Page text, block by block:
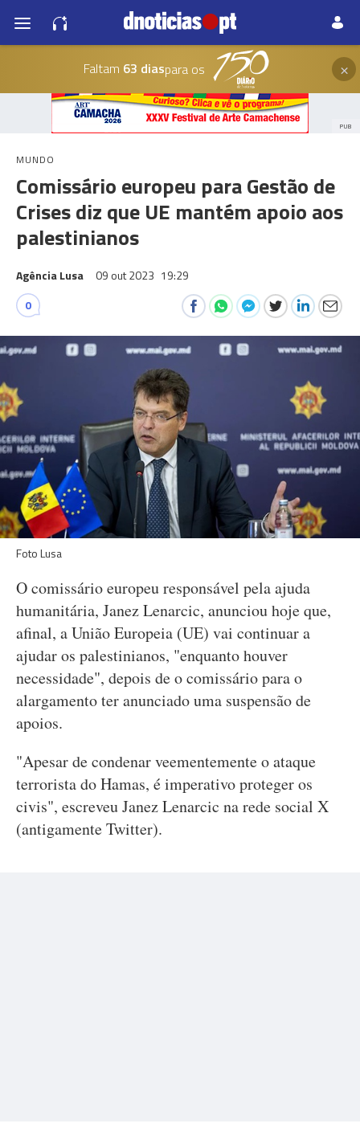
Faltam 63 diaspara os ×
PUB
MUNDO
Comissário europeu para Gestão de
Crises diz que UE mantém apoio aos
palestinianos
Agência Lusa 09 out 2023 19:29
0
Foto Lusa
O comissário europeu responsável pela ajuda
humanitária, Janez Lenarcic, anunciou hoje que,
afinal, a União Europeia (UE) vai continuar a
ajudar os palestinianos, "enquanto houver
necessidade", depois de o comissário para o
alargamento ter anunciado uma suspensão de
apoios.
"Apesar de condenar veementemente o ataque
terrorista do Hamas, é imperativo proteger os
civis", escreveu Janez Lenarcic na rede social X
(antigamente Twitter).